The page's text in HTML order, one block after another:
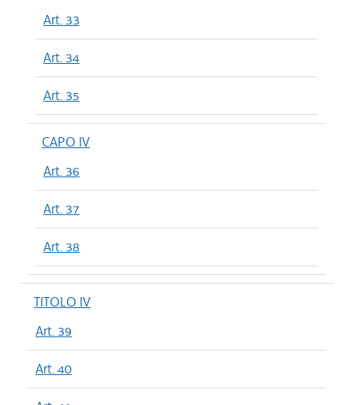
Art. 33
Art. 34
Art. 35
CAPO IV
Art. 36
Art. 37
Art. 38
TITOLO IV
Art. 39
Art. 40